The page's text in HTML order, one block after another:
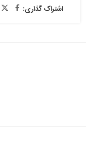
اشتراک گذاری: